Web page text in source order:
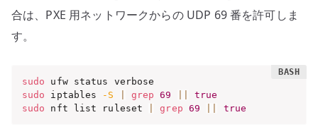
合は、PXE 用ネットワークからの UDP 69 番を許可しま
す。
sudo
sudo iptables -S grep 69
true
sudo nft list ruleset grep 69 true